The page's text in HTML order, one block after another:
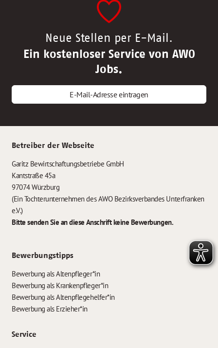
Neue Stellen per E-Mail.
Ein kostenloser Service von AWO
Jobs.
E-Mail-Adresse eintragen
Betreiber der Webseite
Garitz Bewirtschaftungsbetriebe GmbH
Kantstraße 45a
97074 Würzburg
(Ein Tochterunternehmen des AWO Bezirksverbandes Unterfranken
e.V.)
Bitte senden Sie an diese Anschrift keine Bewerbungen.
Bewerbungstipps
Bewerbung als Altenpfleger*in
Bewerbung als Krankenpfleger*in
Bewerbung als Altenpflegehelfer*in
Bewerbung als Erzieher*in
Service